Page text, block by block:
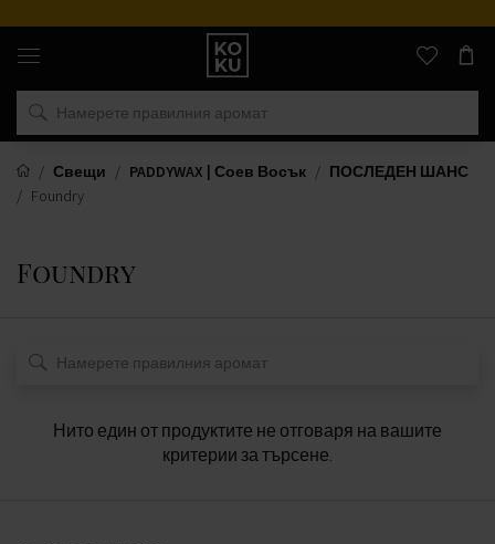
Оригинални
парфюми
часовници
на
място
Свещи
PADDYWAX | Соев Восък
ПОСЛЕДЕН ШАНС
Foundry
Foundry
Нито един от продуктите не отговаря на вашите
критерии за търсене.